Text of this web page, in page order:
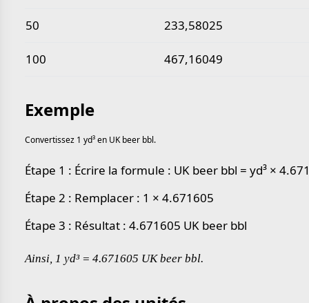
50 233,58025
100 467,16049
Exemple
Convertissez 1 yd³ en UK beer bbl.
Étape 1 : Écrire la formule : UK beer bbl = yd³ ×
Étape 2 : Remplacer : 1 × 4.671605
Étape 3 : Résultat : 4.671605 UK beer bbl
Ainsi, 1 yd³ = 4.671605 UK beer bbl.